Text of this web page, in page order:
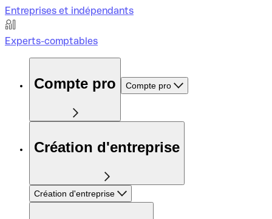
Entreprises et indépendants
Experts-comptables
Compte pro Compte pro
Création d'entreprise
Création d'entreprise